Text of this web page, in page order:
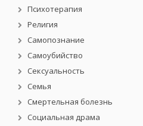
Психотерапия
Религия
Самопознание
Самоубийство
Сексуальность
Семья
Смертельная болезнь
Социальная драма